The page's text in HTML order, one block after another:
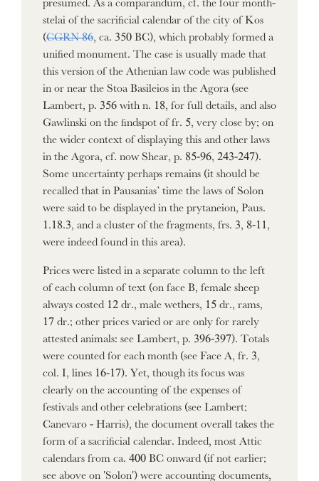
stelai of the sacrificial calendar of the city of Kos
(CGRN 86 , ca. 350 BC), which probably formed a
unified monument. The case is usually made that
this version of the Athenian law code was published
in or near the Stoa Basileios in the Agora (see
Lambert, p. 356 with n. 18, for full details, and also
Gawlinski on the findspot of fr. 5, very close by; on
the wider context of displaying this and other laws
in the Agora, cf. now Shear, p. 85-96, 243-247).
Some uncertainty perhaps remains (it should be
recalled that in Pausanias’ time the laws of Solon
were said to be displayed in the prytaneion, Paus.
1.18.3, and a cluster of the fragments, frs. 3, 8-11,
were indeed found in this area).
Prices were listed in a separate column to the left
of each column of text (on face B, female sheep
always costed 12 dr., male wethers, 15 dr., rams,
17 dr.; other prices varied or are only for rarely
attested animals: see Lambert, p. 396-397). Totals
were counted for each month (see Face A, fr. 3,
col. I, lines 16-17). Yet, though its focus was
clearly on the accounting of the expenses of
festivals and other celebrations (see Lambert;
Canevaro - Harris), the document overall takes the
form of a sacrificial calendar. Indeed, most Attic
calendars from ca. 400 BC onward (if not earlier;
see above on 'Solon') were accounting documents,